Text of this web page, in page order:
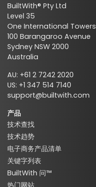
BuiltWith® Pty Ltd
Level 35
One International Towers
100 Barangaroo Avenue
Sydney NSW 2000
Australia
AU: +61 2 7242 2020
US: +1 347 514 7140
support@builtwith.com
产品
技术查找
技术趋势
电子商务产品清单
关键字列表
BuiltWith 问™
热门网站